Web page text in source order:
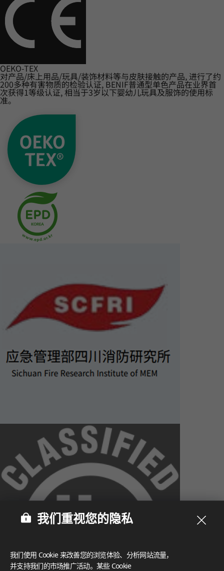
OEKO-TEX
对产品/床上用品/玩具/装饰材料等与皮肤接触的产品, 进行了约
200多种有害物质的检验认证, BENIF普通型单色产品在业界首
次获得1等级认证, 相当于3岁以下婴幼儿玩具及服饰的使用标
准。
我们重视您的隐私
我们使用 Cookie 来改善您的浏览体验、分析网站流量，
并支持我们的市场推广活动。某些 Cookie